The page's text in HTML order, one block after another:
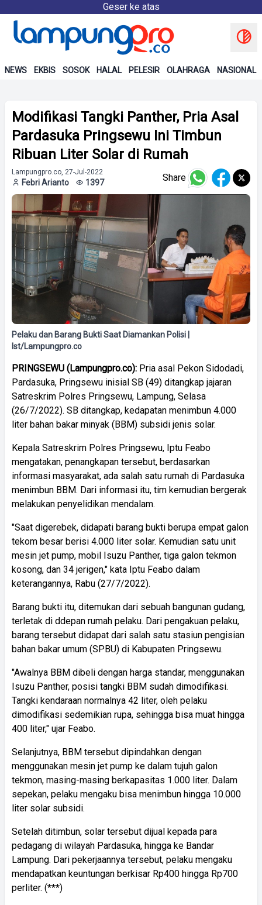
Geser ke atas
NEWS EKBIS SOSOK HALAL PELESIR OLAHRAGA NASIONAL
Modifikasi Tangki Panther, Pria Asal
Pardasuka Pringsewu Ini Timbun
Ribuan Liter Solar di Rumah
Lampungpro.co, 27-Jul-2022
Febri Arianto 1397 Share
Pelaku dan Barang Bukti Saat Diamankan Polisi |
Ist/Lampungpro.co
PRINGSEWU (Lampungpro.co): Pria asal Pekon Sidodadi,
Pardasuka, Pringsewu inisial SB (49) ditangkap jajaran
Satreskrim Polres Pringsewu, Lampung, Selasa
(26/7/2022). SB ditangkap, kedapatan menimbun 4.000
liter bahan bakar minyak (BBM) subsidi jenis solar.
Kepala Satreskrim Polres Pringsewu, Iptu Feabo
mengatakan, penangkapan tersebut, berdasarkan
informasi masyarakat, ada salah satu rumah di Pardasuka
menimbun BBM. Dari informasi itu, tim kemudian bergerak
melakukan penyelidikan mendalam.
"Saat digerebek, didapati barang bukti berupa empat galon
tekom besar berisi 4.000 liter solar. Kemudian satu unit
mesin jet pump, mobil Isuzu Panther, tiga galon tekmon
kosong, dan 34 jerigen," kata Iptu Feabo dalam
keterangannya, Rabu (27/7/2022).
Barang bukti itu, ditemukan dari sebuah bangunan gudang,
terletak di ddepan rumah pelaku. Dari pengakuan pelaku,
barang tersebut didapat dari salah satu stasiun pengisian
bahan bakar umum (SPBU) di Kabupaten Pringsewu.
"Awalnya BBM dibeli dengan harga standar, menggunakan
Isuzu Panther, posisi tangki BBM sudah dimodifikasi.
Tangki kendaraan normalnya 42 liter, oleh pelaku
dimodifikasi sedemikian rupa, sehingga bisa muat hingga
400 liter," ujar Feabo.
Selanjutnya, BBM tersebut dipindahkan dengan
menggunakan mesin jet pump ke dalam tujuh galon
tekmon, masing-masing berkapasitas 1.000 liter. Dalam
sepekan, pelaku mengaku bisa menimbun hingga 10.000
liter solar subsidi.
Setelah ditimbun, solar tersebut dijual kepada para
pedagang di wilayah Pardasuka, hingga ke Bandar
Lampung. Dari pekerjaannya tersebut, pelaku mengaku
mendapatkan keuntungan berkisar Rp400 hingga Rp700
perliter. (***)